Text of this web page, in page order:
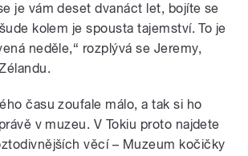
je vám deset dvanáct let, bojíte se
kolem je spousta tajemství. To je
neděle,“ rozplývá se Jeremy,
času zoufale málo, a tak si ho
v muzeu. V Tokiu proto najdete
věcí – Muzeum kočičky